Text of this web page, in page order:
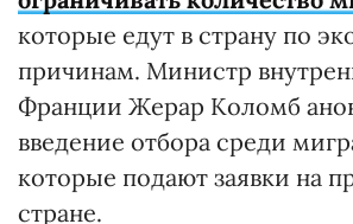
которые едут в страну по
причинам. Министр
Франции Жерар Коломб
введение отбора среди
которые подают заявки на
стране.